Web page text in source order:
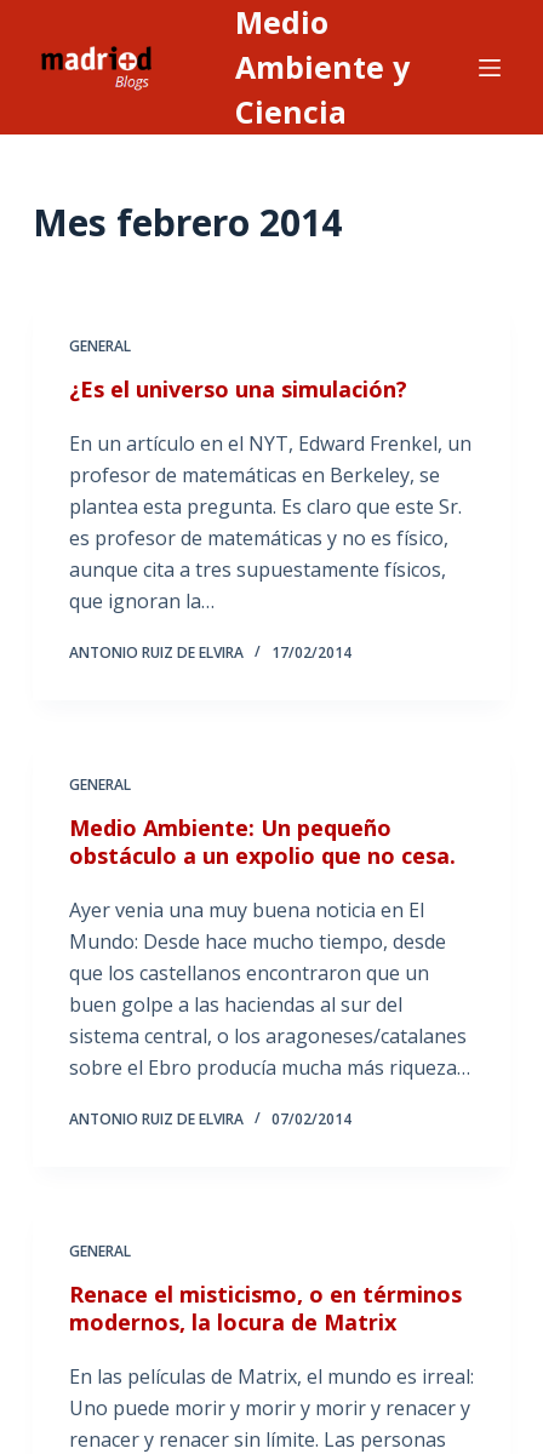
Medio
Ambiente y
Ciencia
Mes febrero 2014
GENERAL
¿Es el universo una simulación?
En un artículo en el NYT, Edward Frenkel, un
profesor de matemáticas en Berkeley, se
plantea esta pregunta. Es claro que este Sr.
es profesor de matemáticas y no es físico,
aunque cita a tres supuestamente físicos,
que ignoran la…
ANTONIO RUIZ DE ELVIRA 17/02/2014
GENERAL
Medio Ambiente: Un pequeño
obstáculo a un expolio que no cesa.
Ayer venia una muy buena noticia en El
Mundo: Desde hace mucho tiempo, desde
que los castellanos encontraron que un
buen golpe a las haciendas al sur del
sistema central, o los aragoneses/catalanes
sobre el Ebro producía mucha más riqueza…
ANTONIO RUIZ DE ELVIRA 07/02/2014
GENERAL
Renace el misticismo, o en términos
modernos, la locura de Matrix
En las películas de Matrix, el mundo es irreal:
Uno puede morir y morir y morir y renacer y
renacer y renacer sin límite. Las personas